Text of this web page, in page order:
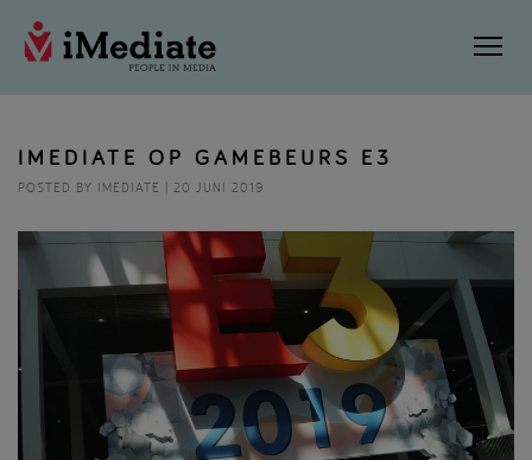
IMEDIATE OP GAMEBEURS E3
POSTED BY IMEDIATE | 20 JUNI 2019